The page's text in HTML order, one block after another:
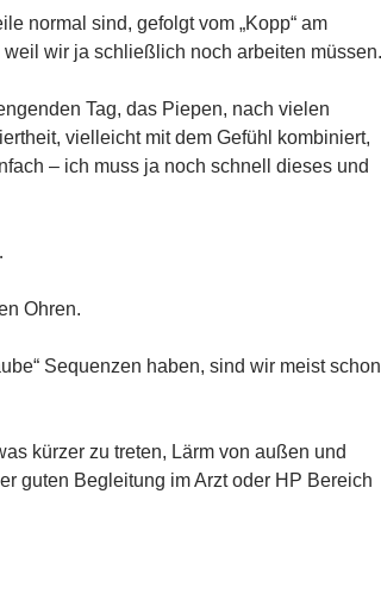
normal sind, gefolgt vom „Kopp“ am
wir ja schließlich noch arbeiten müssen.
Tag, das Piepen, nach vielen
vielleicht mit dem Gefühl kombiniert,
– ich muss ja noch schnell dieses und
Ohren.
Sequenzen haben, sind wir meist schon
kürzer zu treten, Lärm von außen und
guten Begleitung im Arzt oder HP Bereich